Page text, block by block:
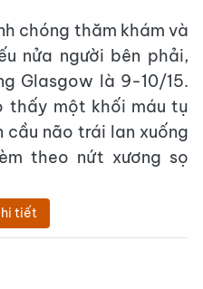
chóng thăm khám và
nửa người bên phải,
Glasgow là 9-10/15.
thấy một khối máu tụ
cầu não trái lan xuống
theo nứt xương sọ
tiết